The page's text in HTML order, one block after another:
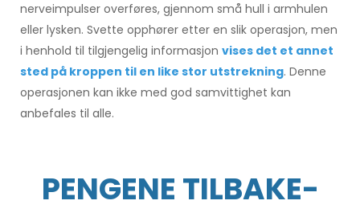
nerveimpulser overføres, gjennom små hull i armhulen
eller lysken. Svette opphører etter en slik operasjon, men
i henhold til tilgjengelig informasjon vises det et annet
sted på kroppen til en like stor utstrekning. Denne
operasjonen kan ikke med god samvittighet kan
anbefales til alle.
PENGENE TILBAKE-